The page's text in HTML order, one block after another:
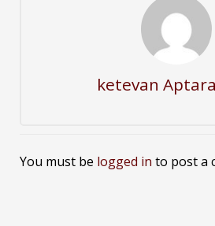
ketevan
You must be logged in to post a